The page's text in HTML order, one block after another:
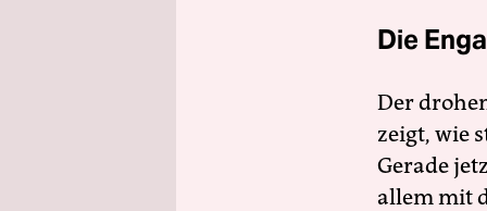
Die
Der
zeigt, wie
Gerade
allem mit